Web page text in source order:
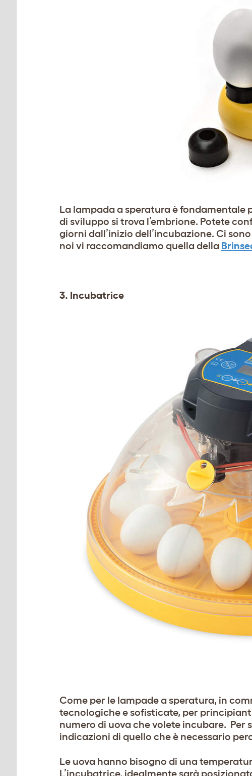
La lampada a speratura è fondamentale
di sviluppo si trova l’embrione. Potete
giorni dall’inizio dell’incubazione. Ci
noi vi raccomandiamo quella della
3. Incubatrice
Come per le lampade a speratura, in
tecnologiche e sofisticate, per
numero di uova che volete incubare. Per
indicazioni di quello che è necessario
Le uova hanno bisogno di una
L’incubatrice, idealmente sarà